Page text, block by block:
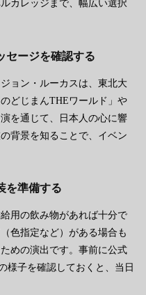
カレッジまで、幅広い選択
セージを確認する
ョン・ルーカスは、東北大
どじまんTHEワールド」や
を通じて、日本人の心に響
背景を知ることで、イベン
を準備する
用の飲み物があれば十分で
色指定など）がある場合も
めの演出です。事前に公式
様子を確認しておくと、当日